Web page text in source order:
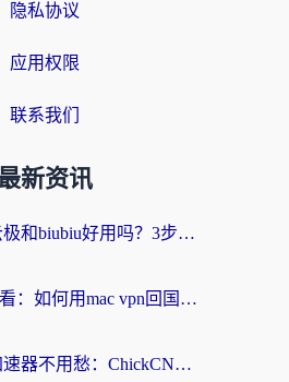
隐私协议
应用权限
联系我们
新资讯
海外党必看：云极和biubiu好用吗？3步选对回国加速器，无缝刷国内剧玩手游
海外Mac用户必看：如何用mac vpn回国实现无缝刷国内剧玩国服？
海外党选回国加速器不用愁：ChickCN和SpeedCN好用吗？实测对比+避坑指南